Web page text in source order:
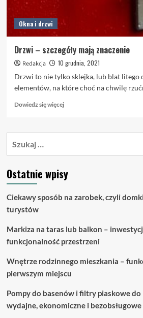
Okna i drzwi
Drzwi – szczegóły mają znaczenie
Redakcja
10 grudnia, 2021
Drzwi to nie tylko sklejka, lub blat litego
elementów, na które choć na chwilę
Dowiedz się więcejDowiedz
o
mają
znaczenie
Ostatnie wpisy
Ciekawy sposób na zarobek, czyli
turystów
Markiza na taras lub balkon –
funkcjonalność przestrzeni
Wnętrze rodzinnego mieszkania –
pierwszym miejscu
Pompy do basenów i filtry piaskowe do
wydajne, ekonomiczne i